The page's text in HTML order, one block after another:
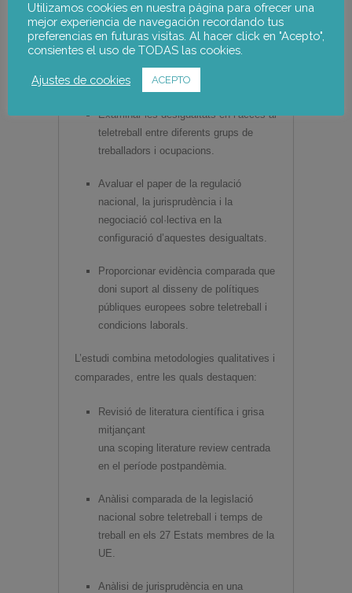
Analitzar com el teletreball ha
contribuït a generar o reproduir
UE.
Examinar les desigualtats en l’accés al
teletreball entre diferents grups de
treballadors i ocupacions.
Avaluar el paper de la regulació
nacional, la jurisprudència i la
negociació col·lectiva en la
configuració d’aquestes desigualtats.
Proporcionar evidència comparada que
doni suport al disseny de polítiques
públiques europees sobre teletreball i
condicions laborals.
L’estudi combina metodologies qualitatives i
comparades, entre les quals destaquen:
Revisió de literatura científica i grisa
mitjançant
una scoping literature review centrada
en el període postpandèmia.
Anàlisi comparada de la legislació
nacional sobre teletreball i temps de
treball en els 27 Estats membres de la
UE.
Anàlisi de jurisprudència en una
Utilizamos cookies en nuestra página para ofrecer una
mejor experiencia de navegación recordando tus
preferencias en futuras visitas. Al hacer click en "Acepto",
consientes el uso de TODAS las cookies.
Ajustes de cookies ACEPTO